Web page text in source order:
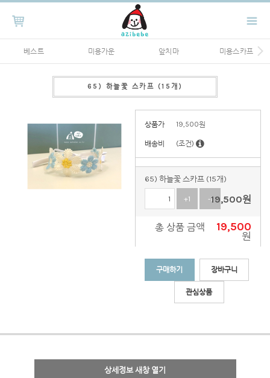
베스트 미용가운 앞치마 미용스카프
65) 하늘꽃 스카프 (15개)
상품가 19,500원
배송비 (조건)
65) 하늘꽃 스카프 (15개)
+1 -119,500원
총 상품 금액 19,500
원
구매하기 장바구니
관심상품
상세정보 새창 열기